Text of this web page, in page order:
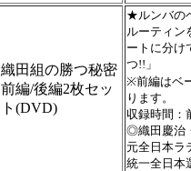
織田組の勝つ秘密
前編/後編2枚セッ
ト(DVD)
★ルンバの
ルーティン
ートに分け
つ!!」
※前編はベ
ります。
収録時間：
◎織田慶治
元全日本ラ
統一全日本